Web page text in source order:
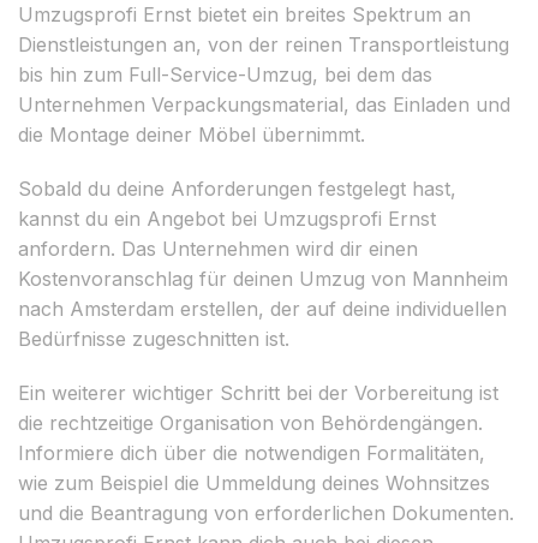
Umzugsprofi Ernst bietet ein breites Spektrum an
Dienstleistungen an, von der reinen Transportleistung
bis hin zum Full-Service-Umzug, bei dem das
Unternehmen Verpackungsmaterial, das Einladen und
die Montage deiner Möbel übernimmt.
Sobald du deine Anforderungen festgelegt hast,
kannst du ein Angebot bei Umzugsprofi Ernst
anfordern. Das Unternehmen wird dir einen
Kostenvoranschlag für deinen Umzug von Mannheim
nach Amsterdam erstellen, der auf deine individuellen
Bedürfnisse zugeschnitten ist.
Ein weiterer wichtiger Schritt bei der Vorbereitung ist
die rechtzeitige Organisation von Behördengängen.
Informiere dich über die notwendigen Formalitäten,
wie zum Beispiel die Ummeldung deines Wohnsitzes
und die Beantragung von erforderlichen Dokumenten.